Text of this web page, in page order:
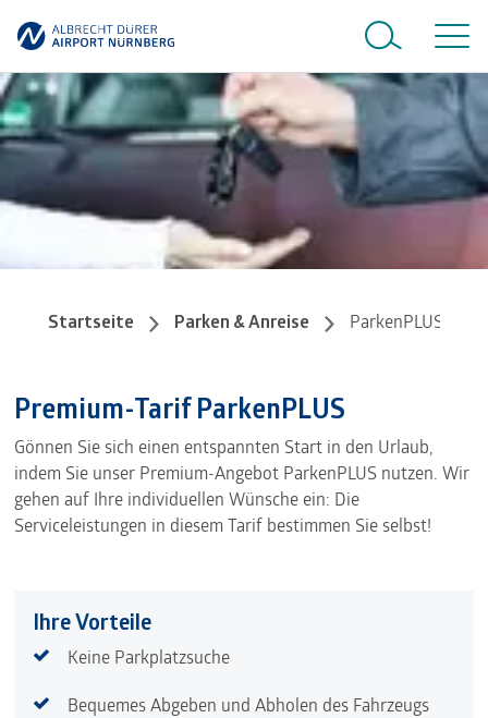
Startseite Parken & Anreise ParkenPLUS
Premium-Tarif ParkenPLUS
Gönnen Sie sich einen entspannten Start in den Urlaub,
indem Sie unser Premium-Angebot ParkenPLUS nutzen. Wir
gehen auf Ihre individuellen Wünsche ein: Die
Serviceleistungen in diesem Tarif bestimmen Sie selbst!
Ihre Vorteile
Keine Parkplatzsuche
Bequemes Abgeben und Abholen des Fahrzeugs ​